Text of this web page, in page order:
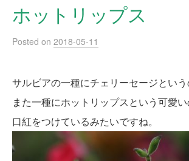
ホットリップス
Posted on 2018-05-11
サルビアの一種にチェリーセージとい
また一種にホットリップスという可愛い
口紅をつけているみたいですね。